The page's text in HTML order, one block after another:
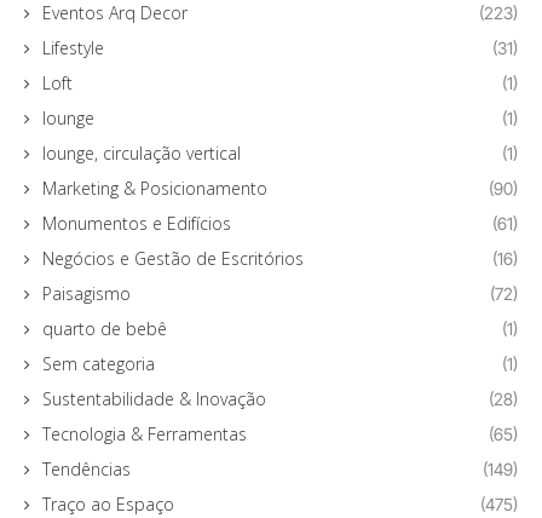
Eventos Arq Decor (223)
Lifestyle (31)
Loft (1)
lounge (1)
lounge, circulação vertical (1)
Marketing & Posicionamento (90)
Monumentos e Edifícios (61)
Negócios e Gestão de Escritórios (16)
Paisagismo (72)
quarto de bebê (1)
Sem categoria (1)
Sustentabilidade & Inovação (28)
Tecnologia & Ferramentas (65)
Tendências (149)
Traço ao Espaço (475)